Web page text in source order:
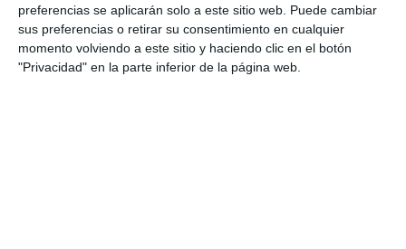
preferencias se aplicarán solo a este sitio web. Puede cambiar
sus preferencias o retirar su consentimiento en cualquier
momento volviendo a este sitio y haciendo clic en el botón
"Privacidad" en la parte inferior de la página web.